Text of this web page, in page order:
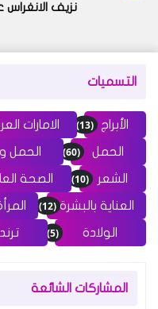
نزيف
التسميات
الأبراج (13) الامارات
الحمل (60) الحمل
الشعر (10) الصحة
العناية بالبشرة (12)
الولادة (5) ترند
المشاركات الشائعة